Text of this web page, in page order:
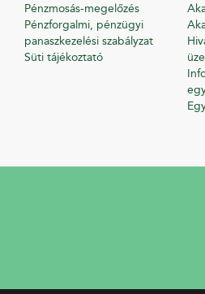
Pénzmosás-megelőzés
Pénzforgalmi, pénzügyi
panaszkezelési szabályzat
Süti tájékoztató